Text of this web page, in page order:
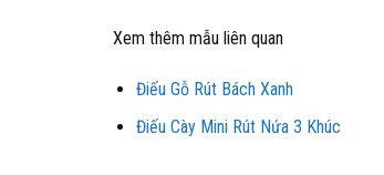
Xem thêm mẫu liên quan
Điếu Gỗ Rút Bách Xanh
Điếu Cày Mini Rút Nứa 3 Khúc